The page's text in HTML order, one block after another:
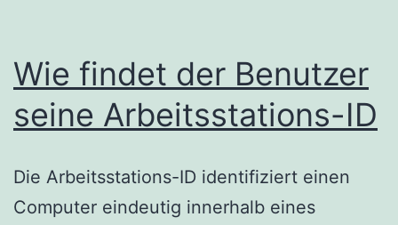
nicht
angezeigt
Wie findet der Benutzer
seine Arbeitsstations-ID
Die Arbeitsstations-ID identifiziert einen
Computer eindeutig innerhalb eines